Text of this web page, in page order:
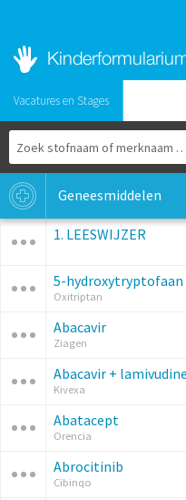
Vacatures en Stages
Geneesmiddelen
1. LEESWIJZER
5-hydroxytryptofaan
Oxitriptan
Abacavir
Ziagen
Abacavir + lamivudine
Kivexa
Abatacept
Orencia
Abrocitinib
Cibinqo